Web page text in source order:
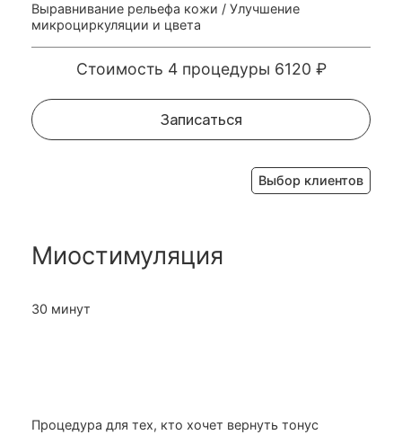
Выравнивание рельефа кожи / Улучшение
микроциркуляции и цвета
Стоимость 4 процедуры 6120 ₽
Записаться
Выбор клиентов
Миостимуляция
30 минут
Процедура для тех, кто хочет вернуть тонус